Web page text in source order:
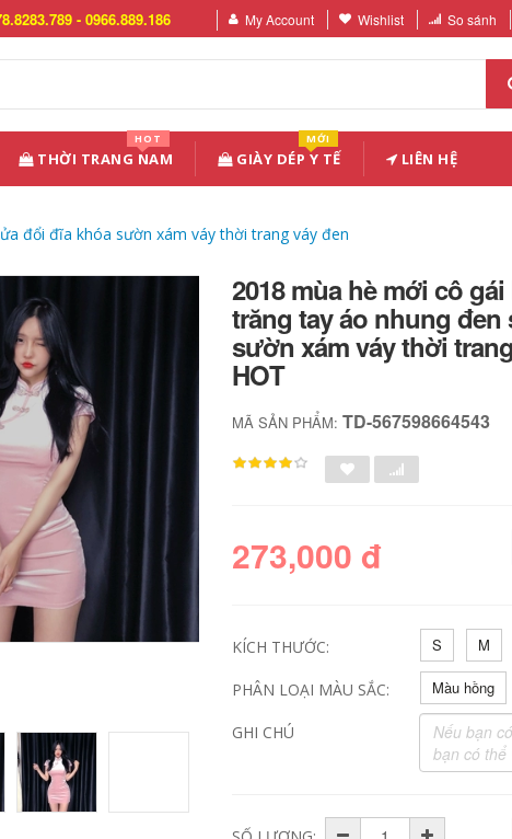
- 0966.889.186 My Account Wishlist So sánh
THỜI TRANG NAM
HOT
GIÀY DÉP Y TẾ
MỚI
LIÊN HỆ
đổi đĩa khóa sườn xám váy thời trang váy đen
2018 mùa hè mới cô
trăng tay áo nhung
sườn xám váy thời
HOT
MÃ SẢN PHẨM:TD-567598664543
273,000 đ
KÍCH THƯỚC: S M
PHÂN LOẠI MÀU SẮC: Màu hồng
GHI CHÚ